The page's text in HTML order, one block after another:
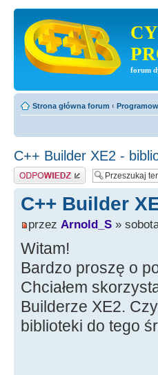
forum
Strona główna forum ‹
C++ Builder XE2 -
Odpowiedz
C++ Builder
przez Arnold_S »
Witam!
Bardzo proszę o
Chciałem
Builderze XE2.
biblioteki do tego